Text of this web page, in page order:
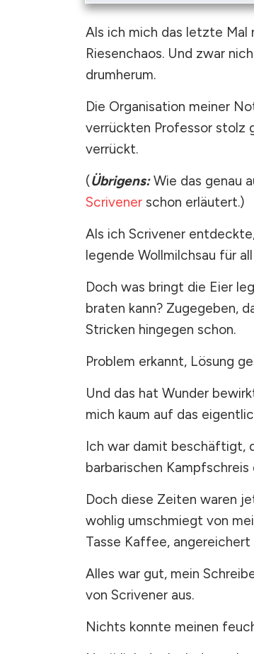
Als ich mich das letzte
Riesenchaos. Und zwar
drumherum.
Die Organisation meiner
verrückten Professor stolz
verrückt.
(Übrigens:Wie das genau
Scrivener schon erläutert.)
Als ich Scrivener
legende Wollmilchsau für
Doch was bringt die Eier
braten kann? Zugegeben,
Stricken hingegen schon.
Problem erkannt, Lösung
Und das hat Wunder
mich kaum auf das
Ich war damit beschäftigt,
barbarischen
Doch diese Zeiten waren
wohlig umschmiegt von
Tasse Kaffee,
Alles war gut, mein
von Scrivener aus.
Nichts konnte meinen